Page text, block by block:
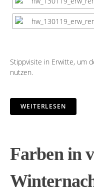
Stippvisite in Erwitte, um
nutzen.
WEITERLESEN
Farben in